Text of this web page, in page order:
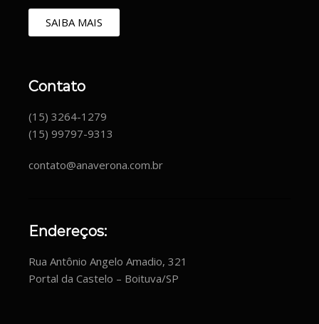
SAIBA MAIS
Contato
(15) 3264-1279
(15) 99797-9313
contato@anaverona.com.br
Endereços:
Rua Antônio Angelo Amadio, 321
Portal da Castelo – Boituva/SP